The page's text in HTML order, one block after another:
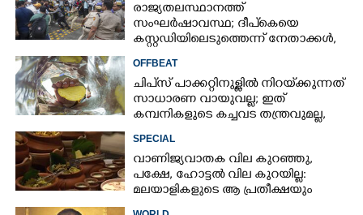
രാജ്യതലസ്ഥാനത്ത്
സംഘർഷാവസ്ഥ; ദീപ്‌കെയെ
കസ്റ്റഡിയിലെടുത്തെന്ന് നേതാക്കൾ,
OFFBEAT
ചിപ്‌സ് പാക്കറ്റിനുള്ളിൽ നിറയ്‌ക്കുന്നത്
സാധാരണ വായുവല്ല; ഇത്
കമ്പനികളുടെ കച്ചവട തന്ത്രവുമല്ല,
SPECIAL
വാണിജ്യവാതക വില കുറഞ്ഞു,
പക്ഷേ, ഹോട്ടൽ വില കുറയില്ല:
മലയാളികളുടെ ആ പ്രതീക്ഷയും